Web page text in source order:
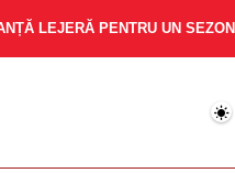
LEJERĂ PENTRU UN